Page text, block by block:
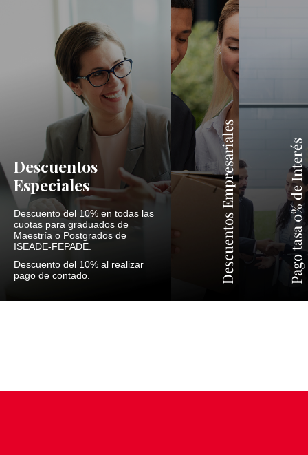
Descuentos
Especiales
Descuento del 10% en todas las
cuotas para graduados de
Maestría o Postgrados de
ISEADE-FEPADE.
Descuento del 10% al realizar
pago de contado.
Descuentos Empresariales Pago tasa 0% de Interés